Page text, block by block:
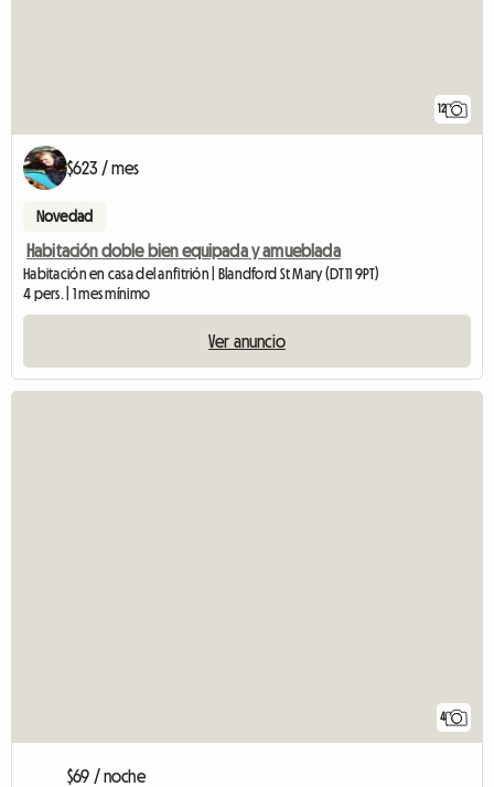
12
$623 / mes
Novedad
Habitación doble bien equipada y amueblada
Habitación en casa del anfitrión | Blandford St Mary (DT11 9PT)
4 pers. | 1 mes mínimo
Ver anuncio
4
$69 / noche